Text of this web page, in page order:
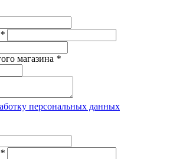
*
магазина *
персональных данных
*